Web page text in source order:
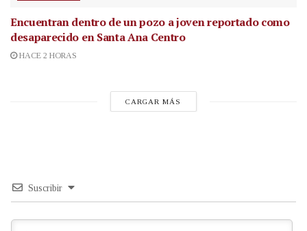
Encuentran dentro de un pozo a joven reportado como
desaparecido en Santa Ana Centro
HACE 2 HORAS
CARGAR MÁS
Suscribir